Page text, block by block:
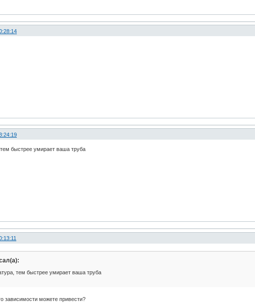
быстрее умирает ваша труба
тем быстрее умирает ваша труба
зависимости можете привести?